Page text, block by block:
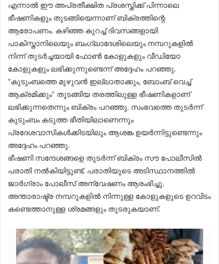
എന്നാൽ ഈ അപ്രതീക്ഷിത പ്രശസ്തിക്ക് പിന്നാലെ
ഭീഷണികളും തുടങ്ങിയെന്നാണ് ബിക്രത്തിന്റെ
ആരോപണം. കഴിഞ്ഞ കുറച്ച് ദിവസങ്ങളായി
പാകിസ്താനിലെയും ബംഗ്ലാദേശിലെയും നമ്പറുകളിൽ
നിന്ന് തുടർച്ചയായി ഫോൺ കോളുകളും വീഡിയോ
കോളുകളും ലഭിക്കുന്നുണ്ടെന്ന് അദ്ദേഹം പറഞ്ഞു.
“കുടുംബത്തെ മുഴുവൻ ഇല്ലാതാക്കും, ബോംബ് വെച്ച്
ആക്രമിക്കും” തുടങ്ങിയ തരത്തിലുള്ള ഭീഷണികളാണ്
ലഭിക്കുന്നതെന്നും ബിക്രം പറഞ്ഞു. സംഭവത്തെ തുടർന്ന്
കുടുംബം കടുത്ത ഭീതിയിലാണെന്നും
പ്രദേശവാസികൾക്കിടയിലും ആശങ്ക ഉയർന്നിട്ടുണ്ടെന്നും
അദ്ദേഹം പറഞ്ഞു.
ഭീഷണി സന്ദേശങ്ങളെ തുടർന്ന് ബിക്രം സൗ പോലീസിൽ
പരാതി നൽകിയിട്ടുണ്ട്. പരാതിയുടെ അടിസ്ഥാനത്തിൽ
ജാർഗ്രാം പോലീസ് അന്വേഷണം ആരംഭിച്ചു.
അന്താരാഷ്ട്ര നമ്പറുകളിൽ നിന്നുള്ള കോളുകളുടെ ഉറവിടം
കണ്ടെത്താനുള്ള ശ്രമങ്ങളും തുടരുകയാണ്.